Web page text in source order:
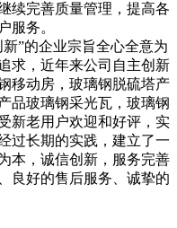
续完善质量管理，提高各
服务。
”的企业宗旨全心全意为
求，近年来公司自主创新
移动房，玻璃钢脱硫塔产
品玻璃钢采光瓦，玻璃钢
新老用户欢迎和好评，实
过长期的实践，建立了一
本，诚信创新，服务完善
良好的售后服务、诚挚的